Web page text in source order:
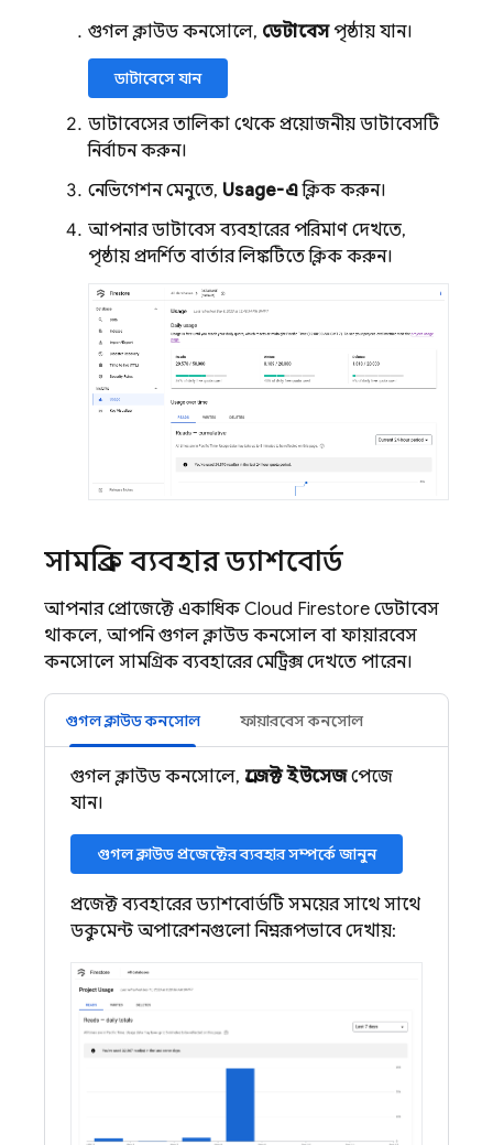
গুগল ক্লাউড কনসোলে, ডেটাবেসপৃষ্ঠায় যান।
ডাটাবেসে যান
ডাটাবেসের তালিকা থেকে প্রয়োজনীয় ডাটাবেসটি
নির্বাচন করুন।
নেভিগেশন মেনুতে, Usage-এক্লিক করুন।
আপনার ডাটাবেস ব্যবহারের পরিমাণ দেখতে,
পৃষ্ঠায় প্রদর্শিত বার্তার লিঙ্কটিতে ক্লিক করুন।
সামগ্রিক ব্যবহার ড্যাশবোর্ড
আপনার প্রোজেক্টে একাধিকCloud Firestore ডেটাবেস
থাকলে, আপনি গুগল ক্লাউড কনসোল বা ফায়ারবেস
কনসোলে সামগ্রিক ব্যবহারের মেট্রিক্স দেখতে পারেন।
গুগল ক্লাউড কনসোল ফায়ারবেস কনসোল
গুগল ক্লাউড কনসোলে, প্রজেক্ট ইউসেজপেজে
যান।
গুগল ক্লাউড প্রজেক্টের ব্যবহার সম্পর্কে জানুন
প্রজেক্ট ব্যবহারের ড্যাশবোর্ডটি সময়ের সাথে সাথে
ডকুমেন্ট অপারেশনগুলো নিম্নরূপভাবে দেখায়: